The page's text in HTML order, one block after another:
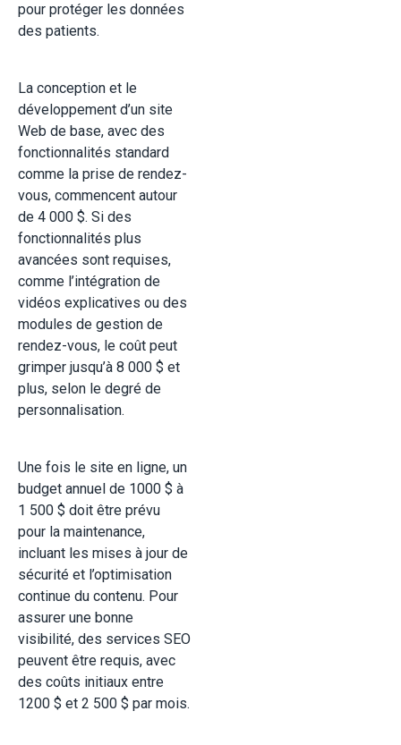
pour protéger les données
des patients.
La conception et le
développement d’un site
Web de base, avec des
fonctionnalités standard
comme la prise de rendez-
vous, commencent autour
de 4 000 $. Si des
fonctionnalités plus
avancées sont requises,
comme l’intégration de
vidéos explicatives ou des
modules de gestion de
rendez-vous, le coût peut
grimper jusqu’à 8 000 $ et
plus, selon le degré de
personnalisation.
Une fois le site en ligne, un
budget annuel de 1000 $ à
1 500 $ doit être prévu
pour la maintenance,
incluant les mises à jour de
sécurité et l’optimisation
continue du contenu. Pour
assurer une bonne
visibilité, des services SEO
peuvent être requis, avec
des coûts initiaux entre
1200 $ et 2 500 $ par mois.